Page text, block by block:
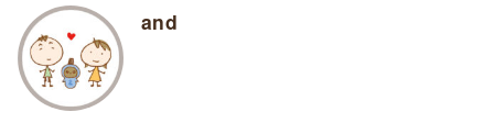
and